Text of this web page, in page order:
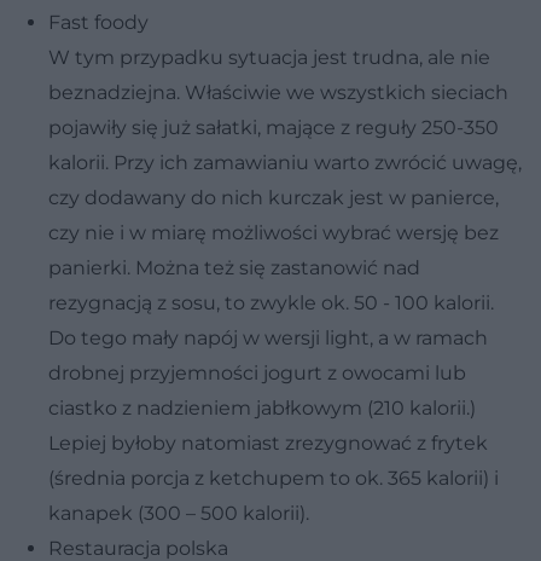
Fast foody
W tym przypadku sytuacja jest trudna, ale nie
beznadziejna. Właściwie we wszystkich sieciach
pojawiły się już sałatki, mające z reguły 250-350
kalorii. Przy ich zamawianiu warto zwrócić uwagę,
czy dodawany do nich kurczak jest w panierce,
czy nie i w miarę możliwości wybrać wersję bez
panierki. Można też się zastanowić nad
rezygnacją z sosu, to zwykle ok. 50 - 100 kalorii.
Do tego mały napój w wersji light, a w ramach
drobnej przyjemności jogurt z owocami lub
ciastko z nadzieniem jabłkowym (210 kalorii.)
Lepiej byłoby natomiast zrezygnować z frytek
(średnia porcja z ketchupem to ok. 365 kalorii) i
kanapek (300 – 500 kalorii).
Restauracja polska